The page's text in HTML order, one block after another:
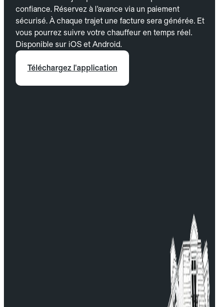
confiance. Réservez à l’avance via un paiement
sécurisé. À chaque trajet une facture sera générée. Et
vous pourrez suivre votre chauffeur en temps réel.
Disponible sur iOS et Android.
Téléchargez l'application